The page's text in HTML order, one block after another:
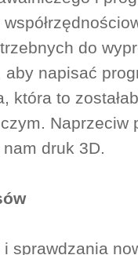
do
napisać
która to
Naprzeciw
druk 3D.
sprawdzania